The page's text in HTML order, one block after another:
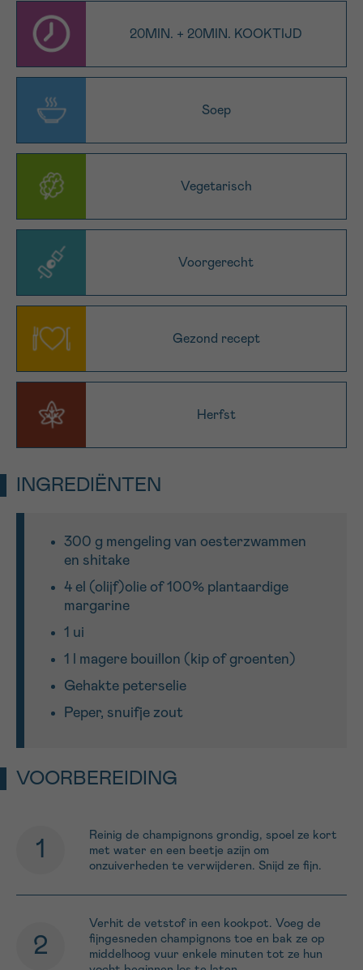
20MIN. + 20MIN. KOOKTIJD
Soep
Vegetarisch
Voorgerecht
Gezond recept
Herfst
INGREDIËNTEN
300 g mengeling van oesterzwammen
en shitake
4 el (olijf)olie of 100% plantaardige
margarine
1 ui
1 l magere bouillon (kip of groenten)
Gehakte peterselie
Peper, snuifje zout
VOORBEREIDING
Reinig de champignons grondig, spoel ze kort
met water en een beetje azijn om
onzuiverheden te verwijderen. Snijd ze fijn.
Verhit de vetstof in een kookpot. Voeg de
fijngesneden champignons toe en bak ze op
middelhoog vuur enkele minuten tot ze hun
Ik aanvaard de
gebruiksvoorwaarden
*VERPLICHT VELD
Sturen
16h-18h